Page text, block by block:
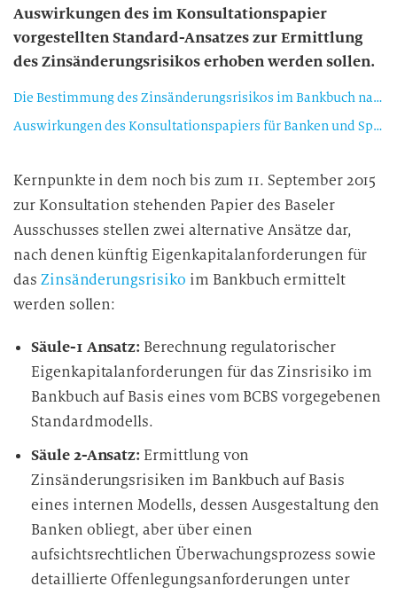
Auswirkungen des im Konsultationspapier
vorgestellten Standard-Ansatzes zur Ermittlung
des Zinsänderungsrisikos erhoben werden sollen.
Die Bestimmung des Zinsänderungsrisikos im Bankbuch nach dem standardisierten Ansatz (Säule 1)
Auswirkungen des Konsultationspapiers für Banken und Sparkassen
Kernpunkte in dem noch bis zum 11. September 2015
zur Konsultation stehenden Papier des Baseler
Ausschusses stellen zwei alternative Ansätze dar,
nach denen künftig Eigenkapitalanforderungen für
das Zinsänderungsrisiko im Bankbuch ermittelt
werden sollen:
Säule-1 Ansatz: Berechnung regulatorischer
Eigenkapitalanforderungen für das Zinsrisiko im
Bankbuch auf Basis eines vom BCBS vorgegebenen
Standardmodells.
Säule 2-Ansatz: Ermittlung von
Zinsänderungsrisiken im Bankbuch auf Basis
eines internen Modells, dessen Ausgestaltung den
Banken obliegt, aber über einen
aufsichtsrechtlichen Überwachungsprozess sowie
detaillierte Offenlegungsanforderungen unter